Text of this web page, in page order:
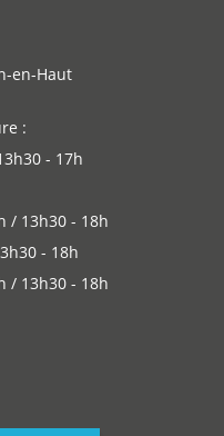
en-Haut
:
- 17h
/ 13h30 - 18h
- 18h
/ 13h30 - 18h